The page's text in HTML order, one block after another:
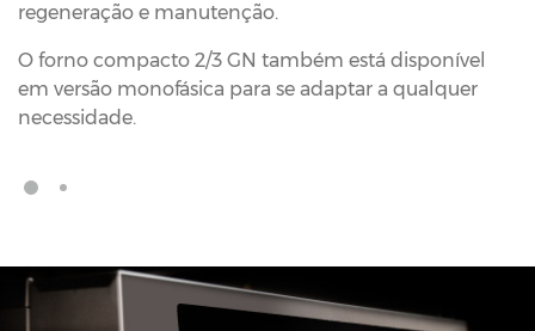
regeneração e manutenção.
O forno compacto 2/3 GN também está disponível
em versão monofásica para se adaptar a qualquer
necessidade.